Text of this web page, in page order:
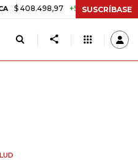
+$ 8.753,81 +2,19%
SUSCRÍBASE